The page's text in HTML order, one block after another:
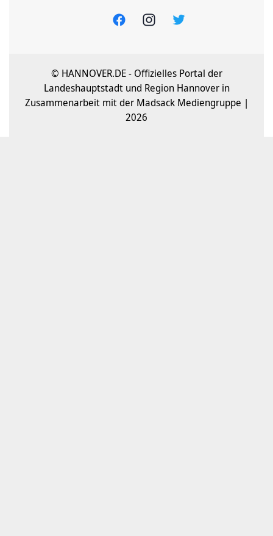
© HANNOVER.DE - Offizielles Portal der
Landeshauptstadt und Region Hannover in
Zusammenarbeit mit der Madsack Mediengruppe |
2026